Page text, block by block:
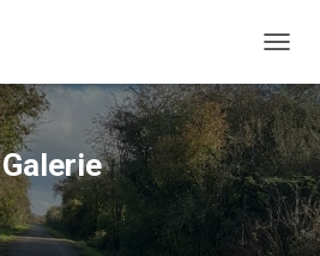
U
V
R
I
R
/
F
E
Galerie